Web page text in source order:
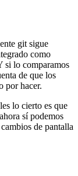
git sigue
como
si lo comparamos
de que los
por hacer.
lo cierto es que
sí podemos
de pantalla